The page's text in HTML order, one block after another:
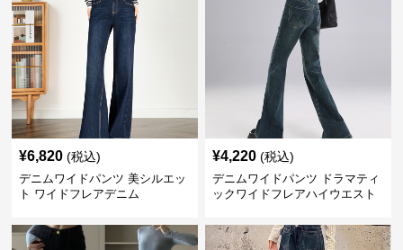
¥6,820 (税込)
デニムワイドパンツ 美シルエッ
ト ワイドフレアデニム
¥4,220 (税込)
デニムワイドパンツ ドラマティ
ックワイドフレアハイウエスト